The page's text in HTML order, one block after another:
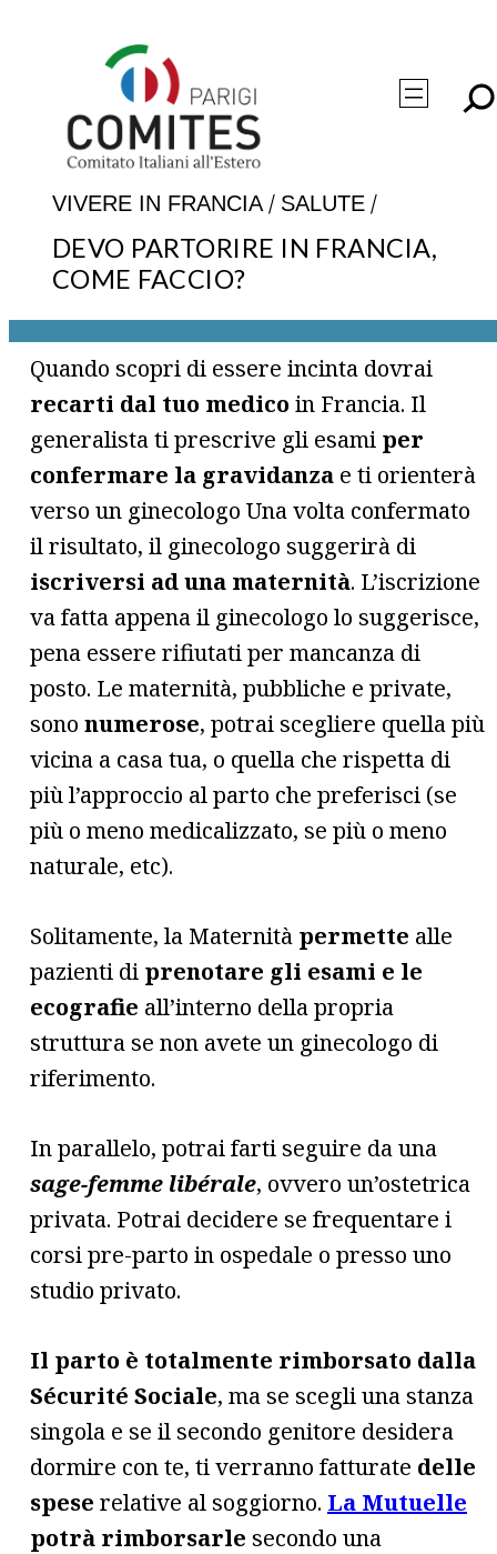
VIVERE IN FRANCIA/ SALUTE /
DEVO PARTORIRE IN FRANCIA,
COME FACCIO?
Quando scopri di essere incinta dovrai
recarti dal tuo medico in Francia. Il
generalista ti prescrive gli esami per
confermare la gravidanza e ti orienterà
verso un ginecologo Una volta confermato
il risultato, il ginecologo suggerirà di
iscriversi ad una maternità. L’iscrizione
va fatta appena il ginecologo lo suggerisce,
pena essere rifiutati per mancanza di
posto. Le maternità, pubbliche e private,
sono numerose, potrai scegliere quella più
vicina a casa tua, o quella che rispetta di
più l’approccio al parto che preferisci (se
più o meno medicalizzato, se più o meno
naturale, etc).
Solitamente, la Maternità permette alle
pazienti di prenotare gli esami e le
ecografie all’interno della propria
struttura se non avete un ginecologo di
riferimento.
In parallelo, potrai farti seguire da una
sage-femme libérale, ovvero un’ostetrica
privata. Potrai decidere se frequentare i
corsi pre-parto in ospedale o presso uno
studio privato.
Il parto è totalmente rimborsato dalla
Sécurité Sociale, ma se scegli una stanza
singola e se il secondo genitore desidera
dormire con te, ti verranno fatturate delle
spese relative al soggiorno. La Mutuelle
potrà rimborsarle secondo una